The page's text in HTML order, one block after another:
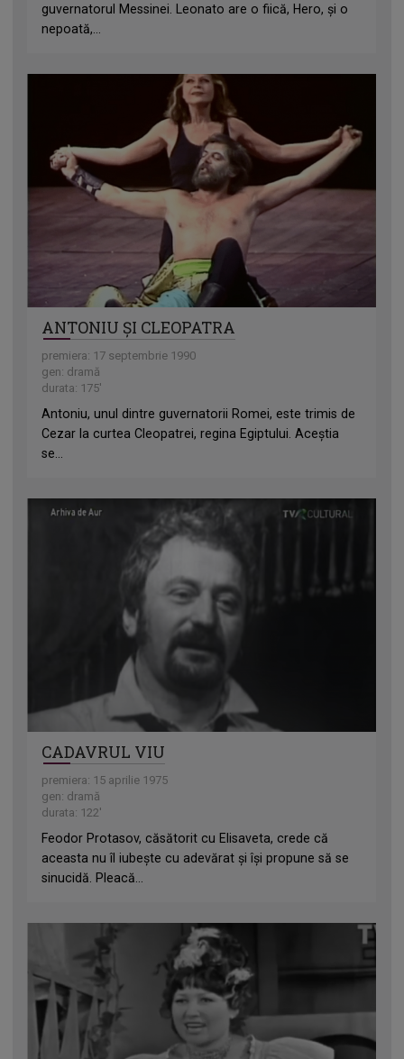
guvernatorul Messinei. Leonato are o fiică, Hero, și o
nepoată,...
ANTONIU ȘI CLEOPATRA
premiera: 17 septembrie 1990
gen: dramă
durata: 175'
Antoniu, unul dintre guvernatorii Romei, este trimis de
Cezar la curtea Cleopatrei, regina Egiptului. Aceștia
se...
CADAVRUL VIU
premiera: 15 aprilie 1975
gen: dramă
durata: 122'
Feodor Protasov, căsătorit cu Elisaveta, crede că
aceasta nu îl iubește cu adevărat și își propune să se
sinucidă. Pleacă...